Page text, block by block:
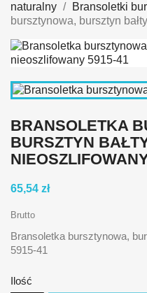
naturalny
Bransoletki
bursztynowa, bursztyn
BRANSOLETKA
BURSZTYN
65,54 zł
Brutto
Bransoletka bursztynowa,
5915-41
Ilość